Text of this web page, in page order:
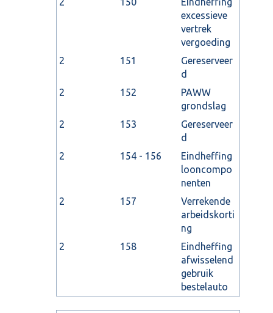
excessieve
vertrek
vergoeding
2
151
Gereserveer
d
2
152
PAWW
grondslag
2
153
Gereserveer
d
2
154 - 156
Eindheffing
looncompo
nenten
2
157
Verrekende
arbeidskorti
ng
2
158
Eindheffing
afwisselend
gebruik
bestelauto